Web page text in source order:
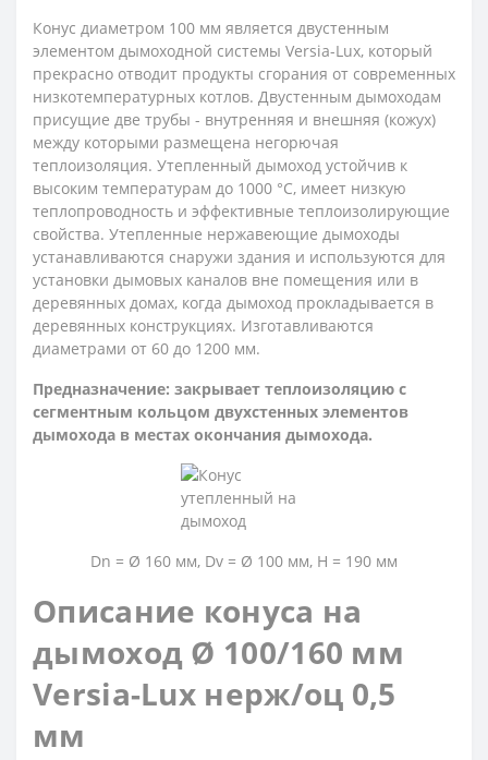
Конус диаметром 100 мм является двустенным
элементом дымоходной системы Versia-Lux, который
прекрасно отводит продукты сгорания от современных
низкотемпературных котлов. Двустенным дымоходам
присущие две трубы - внутренняя и внешняя (кожух)
между которыми размещена негорючая
теплоизоляция. Утепленный дымоход устойчив к
высоким температурам до 1000 °С, имеет низкую
теплопроводность и эффективные теплоизолирующие
свойства. Утепленные нержавеющие дымоходы
устанавливаются снаружи здания и используются для
установки дымовых каналов вне помещения или в
деревянных домах, когда дымоход прокладывается в
деревянных конструкциях. Изготавливаются
диаметрами от 60 до 1200 мм.
Предназначение: закрывает теплоизоляцию с
сегментным кольцом двухстенных элементов
дымохода в местах окончания дымохода.
Dn = Ø 160 мм, Dv = Ø 100 мм, H = 190 мм
Описание конуса на
дымоход Ø 100/160 мм
Versia-Lux нерж/оц 0,5
мм